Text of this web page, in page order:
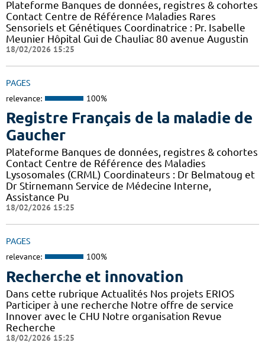
Plateforme Banques de données, registres & cohortes
Contact Centre de Référence Maladies Rares
Sensoriels et Génétiques Coordinatrice : Pr. Isabelle
Meunier Hôpital Gui de Chauliac 80 avenue Augustin
18/02/2026 15:25
PAGES
relevance: 100%
Registre Français de la maladie de
Gaucher
Plateforme Banques de données, registres & cohortes
Contact Centre de Référence des Maladies
Lysosomales (CRML) Coordinateurs : Dr Belmatoug et
Dr Stirnemann Service de Médecine Interne,
Assistance Pu
18/02/2026 15:25
PAGES
relevance: 100%
Recherche et innovation
Dans cette rubrique Actualités Nos projets ERIOS
Participer à une recherche Notre offre de service
Innover avec le CHU Notre organisation Revue
Recherche
18/02/2026 15:25